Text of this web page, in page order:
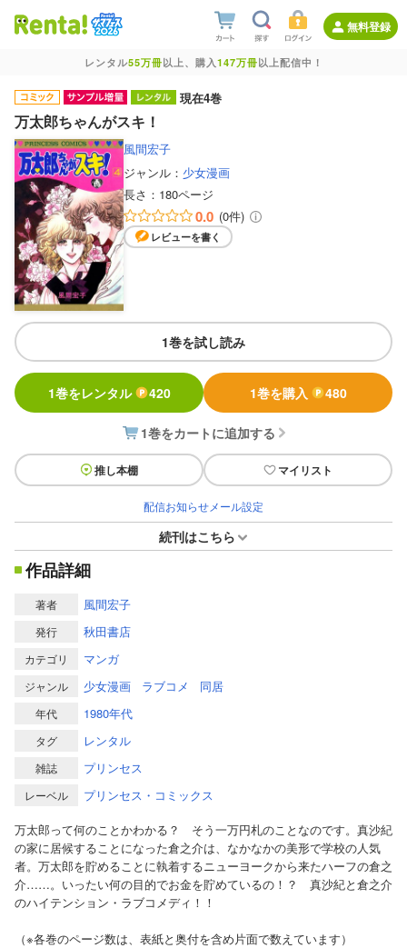
無料登録
レンタル55万冊以上、購入147万冊以上配信中！
現在4巻
万太郎ちゃんがスキ！
風間宏子
ジャンル： 少女漫画
長さ： 180ページ
0.0 (0件)
レビューを書く
1巻を試し読み
1巻をレンタル 420 1巻を購入 480
1巻をカートに追加する
推し本棚 マイリスト
配信お知らせメール設定
続刊はこちら
作品詳細
著者 風間宏子
発行 秋田書店
カテゴリ マンガ
ジャンル 少女漫画 ラブコメ 同居
年代 1980年代
タグ レンタル
雑誌 プリンセス
レーベル
プリンセス・コミックス
万太郎って何のことかわかる？ そう一万円札のことなのです。真沙紀
の家に居候することになった倉之介は、なかなかの美形で学校の人気
者。万太郎を貯めることに執着するニューヨークから来たハーフの倉之
介……。いったい何の目的でお金を貯めているの！？ 真沙紀と倉之介
のハイテンション・ラブコメディ！！
（※各巻のページ数は、表紙と奥付を含め片面で数えています）